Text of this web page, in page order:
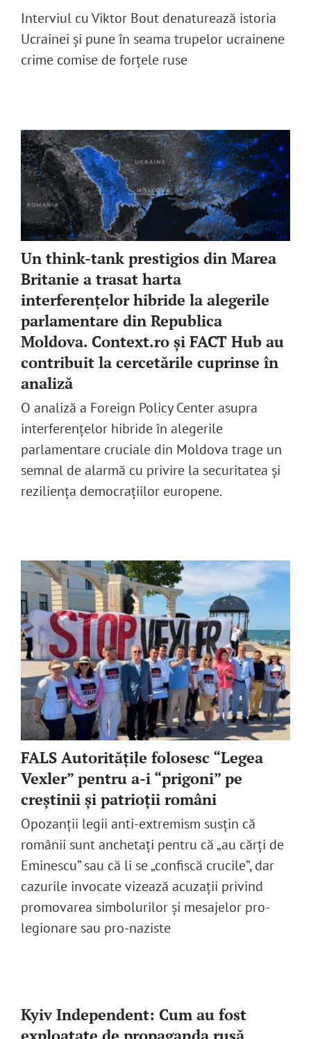
Interviul cu Viktor Bout denaturează istoria
Ucrainei și pune în seama trupelor ucrainene
crime comise de forțele ruse
Un think-tank prestigios din Marea
Britanie a trasat harta
interferenţelor hibride la alegerile
parlamentare din Republica
Moldova. Context.ro şi FACT Hub au
contribuit la cercetările cuprinse în
analiză
O analiză a Foreign Policy Center asupra
interferenţelor hibride în alegerile
parlamentare cruciale din Moldova trage un
semnal de alarmă cu privire la securitatea şi
rezilienţa democraţiilor europene.
FALS Autoritățile folosesc “Legea
Vexler” pentru a-i “prigoni” pe
creștinii și patrioții români
Opozanții legii anti-extremism susțin că
românii sunt anchetați pentru că „au cărți de
Eminescu” sau că li se „confiscă crucile”, dar
cazurile invocate vizează acuzații privind
promovarea simbolurilor și mesajelor pro-
legionare sau pro-naziste
Kyiv Independent: Cum au fost